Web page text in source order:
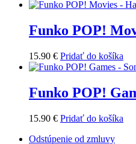
Funko POP!
15.90 € Pridať do košíka
Funko POP!
15.90 € Pridať do košíka
Odstúpenie od zmluvy